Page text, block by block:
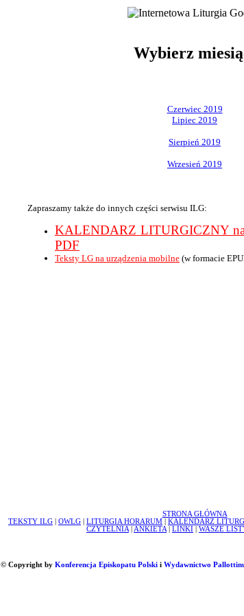
Wybierz
Czerwiec 2019
Lipiec 2019
Sierpień 2019
Wrzesień 2019
Zapraszamy także do innych części serwisu ILG:
KALENDARZ LITURGICZNY
PDF
Teksty LG na urządzenia mobilne (w formacie
STRONA GŁÓWNA
TEKSTY ILG
OWLG LITURGIA HORARUM KALENDARZ
CZYTELNIA
ANKIETA LINKI WASZE
© Copyright by Konferencja Episkopatu Polskii Wydawnictwo